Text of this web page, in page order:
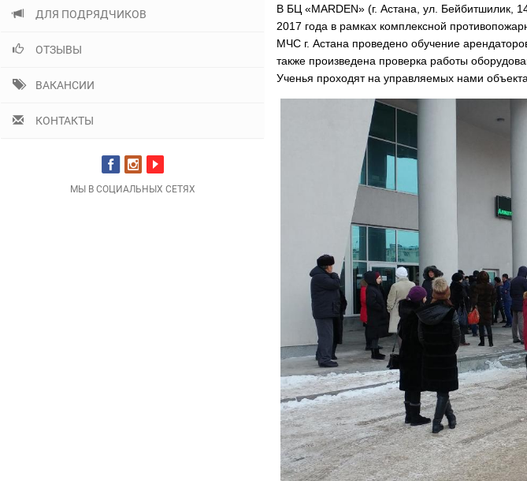
ДЛЯ ПОДРЯДЧИКОВ
ОТЗЫВЫ
ВАКАНСИИ
КОНТАКТЫ
МЫ В СОЦИАЛЬНЫХ СЕТЯХ
В БЦ «MARDEN» (г. Астана, ул. Бейбитшилик,
2017 года в рамках комплексной
МЧС г. Астана проведено обучение
также произведена проверка работы
Ученья проходят на управляемых нами